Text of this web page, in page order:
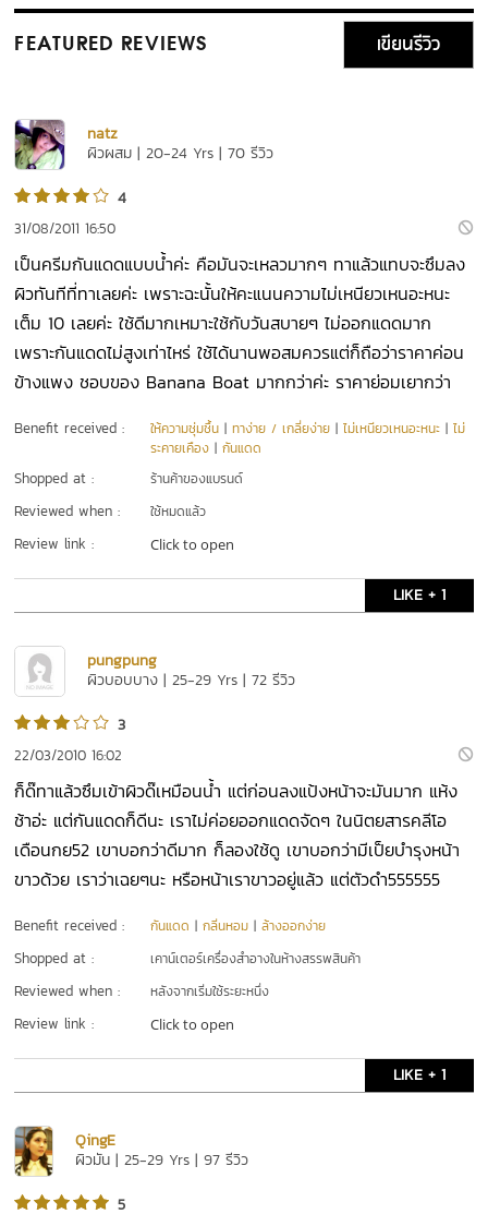
FEATURED REVIEWS เขียนรีวิว
natz
ผิวผสม | 20-24 Yrs | 70 รีวิว
4
31/08/2011 16:50
เป็นครีมกันแดดแบบน้ำค่ะ คือมันจะเหลวมากๆ ทาแล้วแทบจะซึมลง
ผิวทันทีที่ทาเลยค่ะ เพราะฉะนั้นให้คะแนนความไม่เหนียวเหนอะหนะ
เต็ม 10 เลยค่ะ ใช้ดีมากเหมาะใช้กับวันสบายๆ ไม่ออกแดดมาก
เพราะกันแดดไม่สูงเท่าไหร่ ใช้ได้นานพอสมควรแต่ก็ถือว่าราคาค่อน
ข้างแพง ชอบของ Banana Boat มากกว่าค่ะ ราคาย่อมเยากว่า
Benefit received : ให้ความชุ่มชื้น |ทาง่าย / เกลี่ยง่าย |ไม่เหนียวเหนอะหนะ |ไม่
ระคายเคือง |กันแดด
Shopped at : ร้านค้าของแบรนด์
Reviewed when : ใช้หมดแล้ว
Review link : Click to open
LIKE + 1
pungpung
ผิวบอบบาง | 25-29 Yrs | 72 รีวิว
3
22/03/2010 16:02
ก็ด๊ทาแล้วซึมเข้าผิวด๊เหมือนน้ำ แต่ก่อนลงแป้งหน้าจะมันมาก แห้ง
ช้าอ่ะ แต่กันแดดก็ดีนะ เราไม่ค่อยออกแดดจัดๆ ในนิตยสารคลีโอ
เดือนกย52 เขาบอกว่าดีมาก ก็ลองใช้ดู เขาบอกว่ามีเป็ยบำรุงหน้า
ขาวด้วย เราว่าเฉยๆนะ หรือหน้าเราขาวอยู่แล้ว แต่ตัวดำ555555
Benefit received : กันแดด |กลิ่นหอม |ล้างออกง่าย
Shopped at : เคาน์เตอร์เครื่องสำอางในห้างสรรพสินค้า
Reviewed when : หลังจากเริ่มใช้ระยะหนึ่ง
Review link : Click to open
LIKE + 1
QingE
ผิวมัน | 25-29 Yrs | 97 รีวิว
5